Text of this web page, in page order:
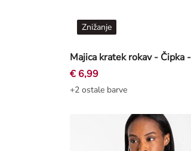
Znižanje
€ 6,99
+2 ostale barve